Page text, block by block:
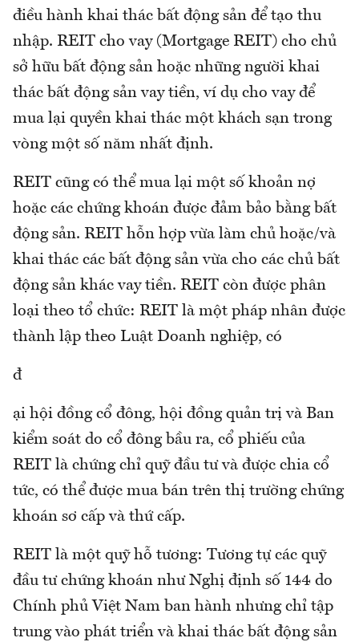
điều hành khai thác bất động sản để tạo thu
nhập. REIT cho vay (Mortgage REIT) cho chủ
sở hữu bất động sản hoặc những người khai
thác bất động sản vay tiền, ví dụ cho vay để
mua lại quyền khai thác một khách sạn trong
vòng một số năm nhất định.
REIT cũng có thể mua lại một số khoản nợ
hoặc các chứng khoán được đảm bảo bằng bất
động sản. REIT hỗn hợp vừa làm chủ hoặc/và
khai thác các bất động sản vừa cho các chủ bất
động sản khác vay tiền. REIT còn được phân
loại theo tổ chức: REIT là một pháp nhân được
thành lập theo Luật Doanh nghiệp, có
đ
ại hội đồng cổ đông, hội đồng quản trị và Ban
kiểm soát do cổ đông bầu ra, cổ phiếu của
REIT là chứng chỉ quỹ đầu tư và được chia cổ
tức, có thể được mua bán trên thị trường chứng
khoán sơ cấp và thứ cấp.
REIT là một quỹ hỗ tương: Tương tự các quỹ
đầu tư chứng khoán như Nghị định số 144 do
Chính phủ Việt Nam ban hành nhưng chỉ tập
trung vào phát triển và khai thác bất động sản